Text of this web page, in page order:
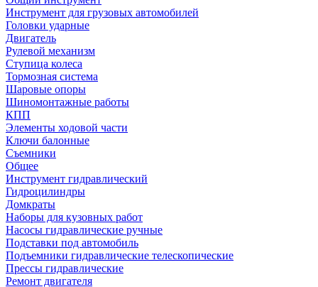
Инструмент для грузовых автомобилей
Головки ударные
Двигатель
Рулевой механизм
Ступица колеса
Тормозная система
Шаровые опоры
Шиномонтажные работы
КПП
Элементы ходовой части
Ключи балонные
Съемники
Общее
Инструмент гидравлический
Гидроцилиндры
Домкраты
Наборы для кузовных работ
Насосы гидравлические ручные
Подставки под автомобиль
Подъемники гидравлические телескопические
Прессы гидравлические
Ремонт двигателя